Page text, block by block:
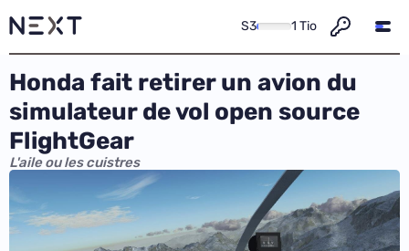
S3 1 Tio
Honda fait retirer un avion du
simulateur de vol open source
FlightGear
L'aile ou les cuistres